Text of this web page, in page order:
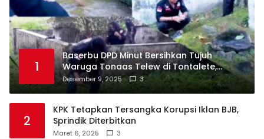
1
Baserbu DPD Minut Bersihkan Tujuh
Waruga Tonaas Telew di Tontalete,
Agenda Rutin Pelestarian Jejak Leluhur
Minahasa
Desember 9, 2025 3
2
KPK Tetapkan Tersangka Korupsi Iklan BJB,
Sprindik Diterbitkan
Maret 6, 2025 3